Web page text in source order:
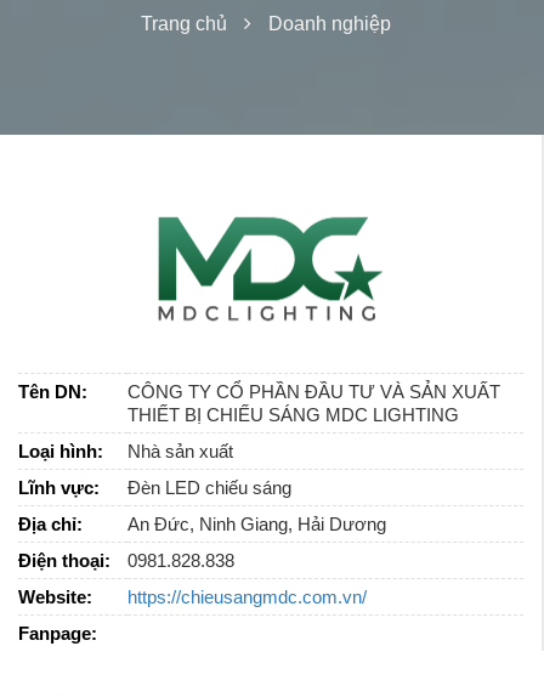
Trang chủ Doanh nghiệp
Tên DN:
CÔNG TY CỔ PHẦN ĐẦU TƯ VÀ SẢN XUẤT
THIẾT BỊ CHIẾU SÁNG MDC LIGHTING
Loại hình:
Nhà sản xuất
Lĩnh vực:
Đèn LED chiếu sáng
Địa chỉ:
An Đức, Ninh Giang, Hải Dương
Điện thoại:
0981.828.838
Website:
https://chieusangmdc.com.vn/
Fanpage: